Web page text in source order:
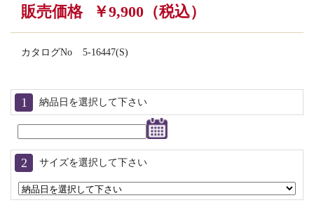
販売価格 ￥9,900（税込）
カタログNo 5-16447(S)
納品日を選択して下さい
サイズを選択して下さい